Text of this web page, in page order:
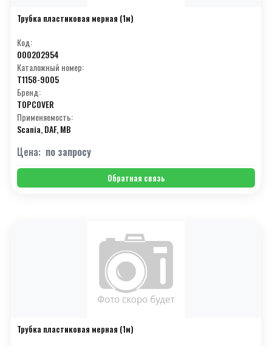
Трубка пластиковая мерная (1м)
Код:
000202954
Каталожный номер:
T1158-9005
Бренд:
TOPCOVER
Применяемость:
Scania, DAF, MB
Цена: по запросу
Обратная связь
Трубка пластиковая мерная (1м)